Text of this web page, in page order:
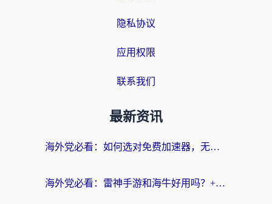
隐私协议
应用权限
联系我们
最新资讯
海外党必看：如何选对免费加速器，无缝访问国内资源不踩坑？
海外党必看：雷神手游和海牛好用吗？+3款热门加速器实测对比，附番茄加速器无缝回国指南